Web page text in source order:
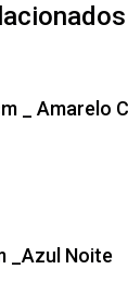
_ Amarelo
_Azul Noite